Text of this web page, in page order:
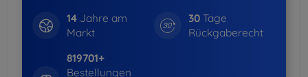
14Jahre am
Markt
30 Tage
Rückgaberecht
819701+
Bestellungen